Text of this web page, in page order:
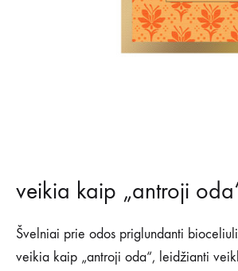
veikia kaip „antroji
Švelniai prie odos priglundanti
veikia kaip „antroji oda“, leidžianti